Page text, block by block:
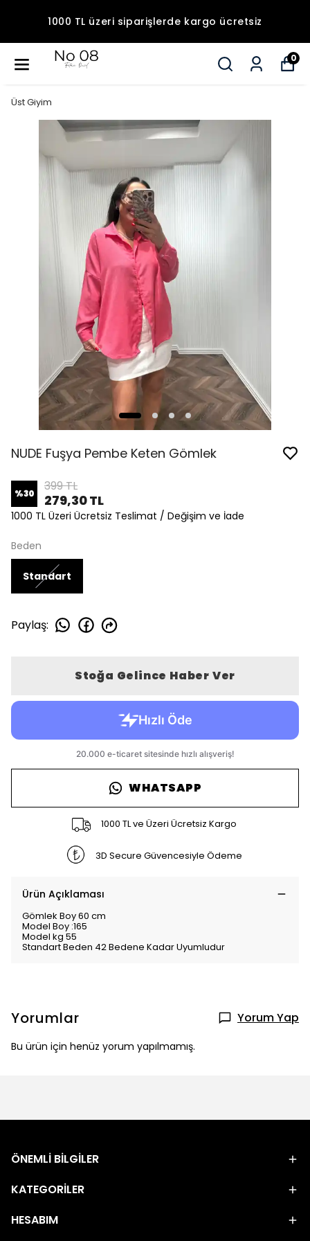
1000 TL üzeri siparişlerde kargo ücretsiz
0
Üst Giyim
NUDE Fuşya Pembe Keten Gömlek
%30 399 TL
279,30 TL
1000 TL Üzeri Ücretsiz Teslimat / Değişim ve İade
Beden
Standart
Paylaş:
Stoğa Gelince Haber Ver
WHATSAPP
1000 TL ve Üzeri Ücretsiz Kargo
3D Secure Güvencesiyle Ödeme
Ürün Açıklaması
Gömlek Boy 60 cm
Model Boy :165
Model kg 55
Standart Beden 42 Bedene Kadar Uyumludur
Yorumlar Yorum Yap
Bu ürün için henüz yorum yapılmamış.
ÖNEMLİ BİLGİLER
KATEGORİLER
HESABIM